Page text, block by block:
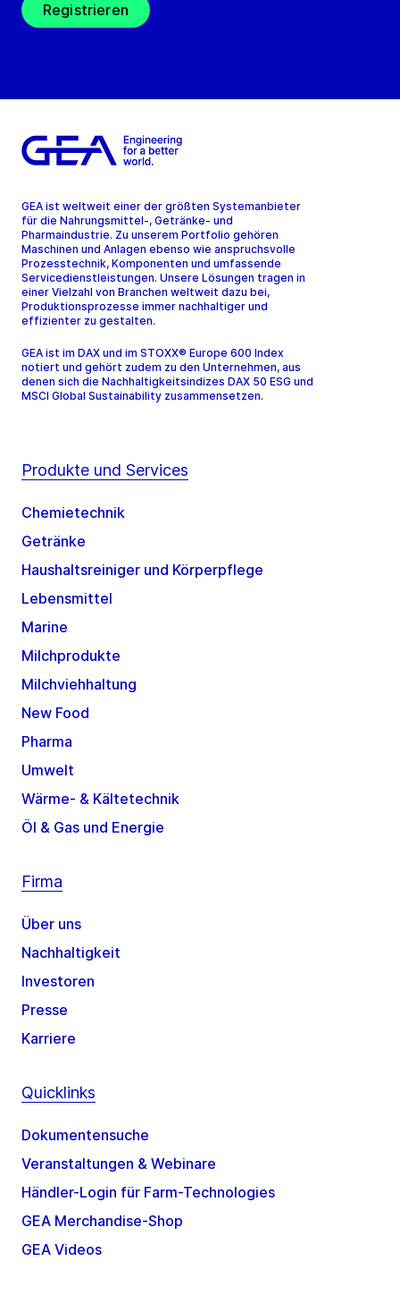
Registrieren
GEA ist weltweit einer der größten Systemanbieter
für die Nahrungsmittel-, Getränke- und
Pharmaindustrie. Zu unserem Portfolio gehören
Maschinen und Anlagen ebenso wie anspruchsvolle
Prozesstechnik, Komponenten und umfassende
Servicedienstleistungen. Unsere Lösungen tragen in
einer Vielzahl von Branchen weltweit dazu bei,
Produktionsprozesse immer nachhaltiger und
effizienter zu gestalten.
GEA ist im DAX und im STOXX® Europe 600 Index
notiert und gehört zudem zu den Unternehmen, aus
denen sich die Nachhaltigkeitsindizes DAX 50 ESG und
MSCI Global Sustainability zusammensetzen.
Produkte und Services
Chemietechnik
Getränke
Haushaltsreiniger und Körperpflege
Lebensmittel
Marine
Milchprodukte
Milchviehhaltung
New Food
Pharma
Umwelt
Wärme- & Kältetechnik
Öl & Gas und Energie
Firma
Über uns
Nachhaltigkeit
Investoren
Presse
Karriere
Quicklinks
Dokumentensuche
Veranstaltungen & Webinare
Händler-Login für Farm-Technologies
GEA Merchandise-Shop
GEA Videos